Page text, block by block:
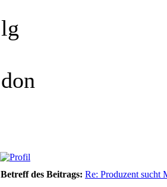
lg
don
Betreff des Beitrags: Re: Produzent sucht